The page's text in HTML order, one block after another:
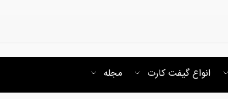
انواع گیفت کارت مجله